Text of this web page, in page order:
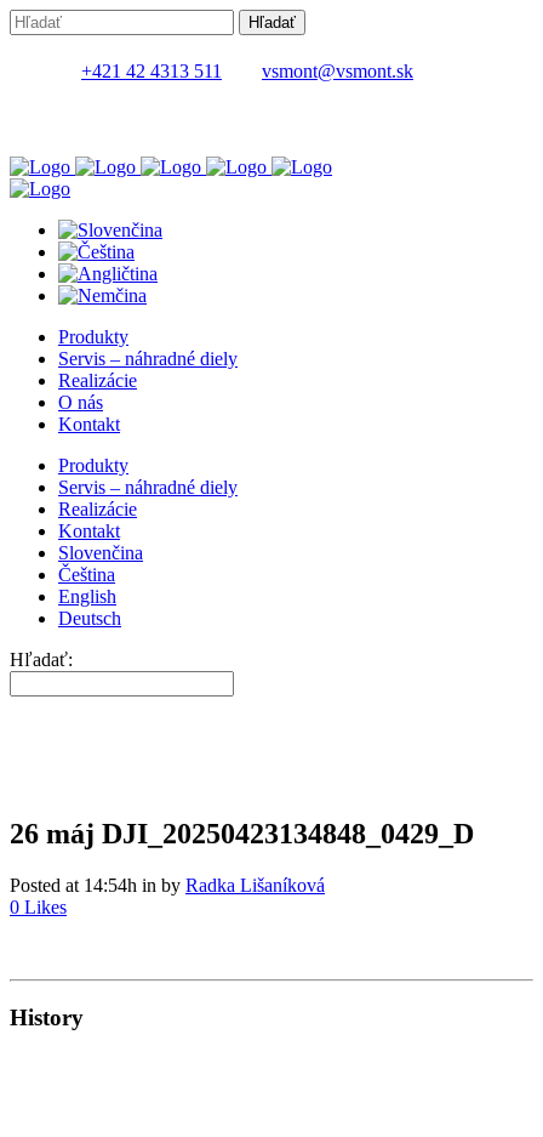
+421 42 4313 511 vsmont@vsmont.sk
Produkty
Servis – náhradné diely
Realizácie
O nás
Kontakt
Produkty
Servis – náhradné diely
Realizácie
Kontakt
Slovenčina
Čeština
English
Deutsch
Hľadať:
26 máj DJI_20250423134848_0429_D
Posted at 14:54h in by Radka Lišaníková
0 Likes
History